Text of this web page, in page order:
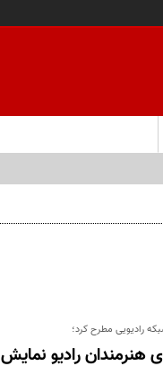
رادیویی مطرح کرد؛
هنرمندان رادیو نمایش